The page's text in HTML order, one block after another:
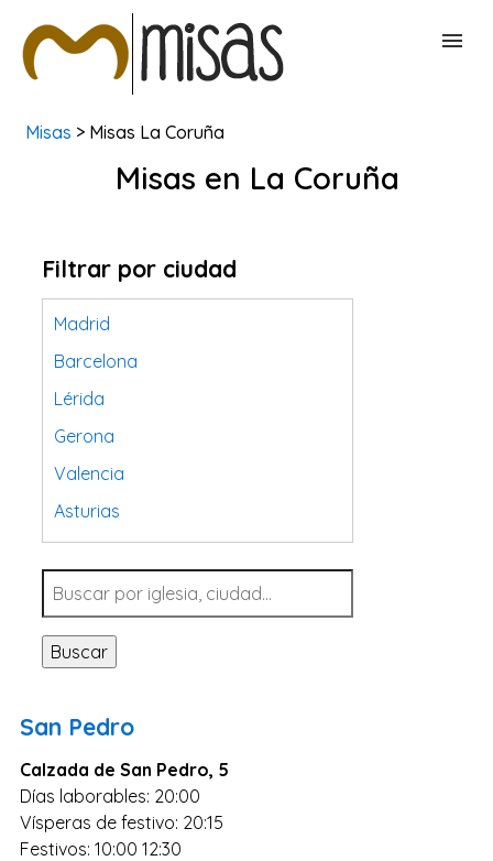
BUSCAR MISAS
Misas > Misas La Coruña
Misas en La Coruña
Filtrar por ciudad
Madrid
Barcelona
Lérida
Gerona
Valencia
Asturias
Tarragona
Navarra
Valladolid
Sevilla
Santa Cruz de Tenerife
Cantabria
Islas Baleares
Las Palmas
Buscar
San Pedro
Calzada de San Pedro, 5
Días laborables: 20:00
Vísperas de festivo: 20:15
Festivos: 10:00 12:30